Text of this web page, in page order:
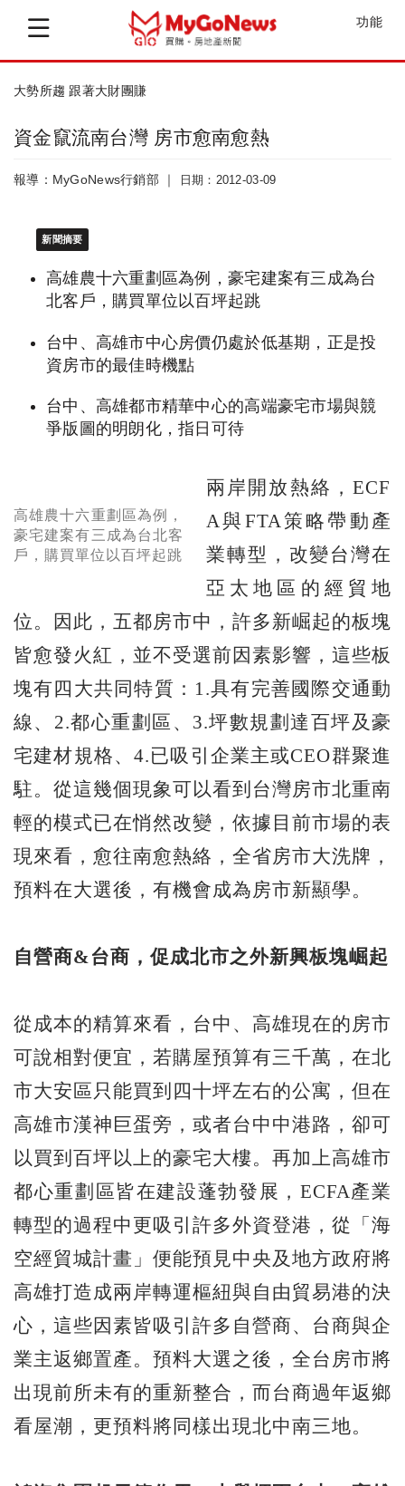
功能
大勢所趨 跟著大財團賺
資金竄流南台灣 房市愈南愈熱
報導：MyGoNews行銷部 ｜ 日期：2012-03-09
新聞摘要
高雄農十六重劃區為例，豪宅建案有三成為台
北客戶，購買單位以百坪起跳
台中、高雄市中心房價仍處於低基期，正是投
資房市的最佳時機點
台中、高雄都市精華中心的高端豪宅市場與競
爭版圖的明朗化，指日可待
高雄農十六重劃區為例，
豪宅建案有三成為台北客
戶，購買單位以百坪起跳
兩岸開放熱絡，ECF
A與FTA策略帶動產
業轉型，改變台灣在
亞太地區的經貿地
位。因此，五都房市中，許多新崛起的板塊
皆愈發火紅，並不受選前因素影響，這些板
塊有四大共同特質：1.具有完善國際交通動
線、2.都心重劃區、3.坪數規劃達百坪及豪
宅建材規格、4.已吸引企業主或CEO群聚進
駐。從這幾個現象可以看到台灣房市北重南
輕的模式已在悄然改變，依據目前市場的表
現來看，愈往南愈熱絡，全省房市大洗牌，
預料在大選後，有機會成為房市新顯學。
自營商&台商，促成北市之外新興板塊崛起
從成本的精算來看，台中、高雄現在的房市
可說相對便宜，若購屋預算有三千萬，在北
市大安區只能買到四十坪左右的公寓，但在
高雄市漢神巨蛋旁，或者台中中港路，卻可
以買到百坪以上的豪宅大樓。再加上高雄市
都心重劃區皆在建設蓬勃發展，ECFA產業
轉型的過程中更吸引許多外資登港，從「海
空經貿城計畫」便能預見中央及地方政府將
高雄打造成兩岸轉運樞紐與自由貿易港的決
心，這些因素皆吸引許多自營商、台商與企
業主返鄉置產。預料大選之後，全台房市將
出現前所未有的重新整合，而台商過年返鄉
看屋潮，更預料將同樣出現北中南三地。